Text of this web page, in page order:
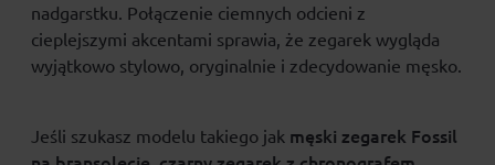
nadgarstku. Połączenie ciemnych odcieni z
cieplejszymi akcentami sprawia, że zegarek wygląda
wyjątkowo stylowo, oryginalnie i zdecydowanie męsko.
Jeśli szukasz modelu takiego jak męski zegarek Fossil